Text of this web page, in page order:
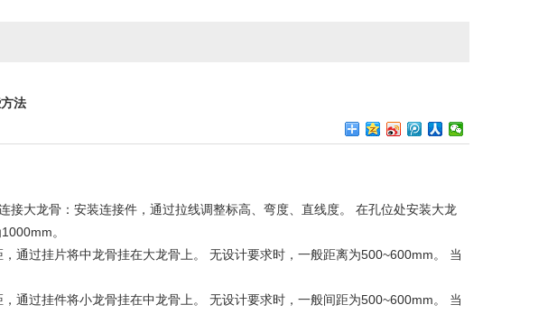
法
龙骨：安装连接件，通过拉线调整标高、弯度、直线度。 在孔位处安装大龙
。
过挂片将中龙骨挂在大龙骨上。 无设计要求时，一般距离为500~600mm。 当
过挂件将小龙骨挂在中龙骨上。 无设计要求时，一般间距为500~600mm。 当